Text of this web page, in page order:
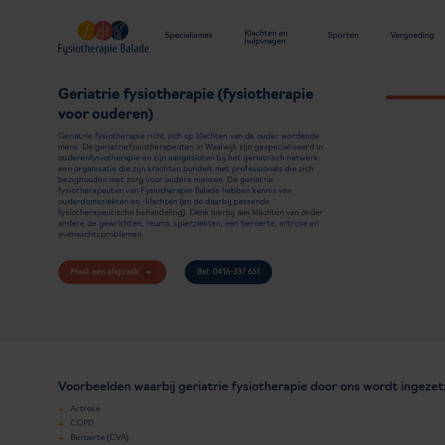
Specialismes
Klachten en
hulpvragen
Sporten Vergoeding
Geriatrie fysiotherapie (fysiotherapie
voor ouderen)
Geriatrie fysiotherapie richt zich op klachten van de ouder wordende
mens. De geriatriefysiotherapeuten in Waalwijk zijn gespecialiseerd in
ouderenfysiotherapie en zijn aangesloten bij het geriatrisch netwerk:
een organisatie die zijn krachten bundelt met professionals die zich
bezighouden met zorg voor oudere mensen. De geriatrie
fysiotherapeuten van Fysiotherapie Balade hebben kennis van
ouderdomsziekten en -klachten (en de daarbij passende
fysiotherapeutische behandeling). Denk hierbij aan klachten van onder
andere de gewrichten, reuma, spierziekten, een beroerte, artrose en
evenwichtsproblemen.
Maak een afspraak Bel: 0416-337 651
Voorbeelden waarbij geriatrie fysiotherapie door ons wordt
Artrose
COPD
Beroerte (CVA)